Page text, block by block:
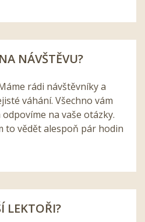
NÁVŠTĚVU?
rádi návštěvníky a
váhání. Všechno vám
na vaše otázky.
to vědět alespoň pár hodin
LEKTOŘI?